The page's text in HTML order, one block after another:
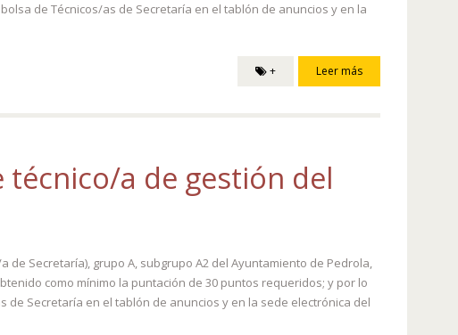
de Técnicos/as de Secretaría en el tablón de anuncios y en la
Leer más
+
a de gestión del
Secretaría), grupo A, subgrupo A2 del Ayuntamiento de Pedrola,
como mínimo la puntación de 30 puntos requeridos; y por lo
Secretaría en el tablón de anuncios y en la sede electrónica del